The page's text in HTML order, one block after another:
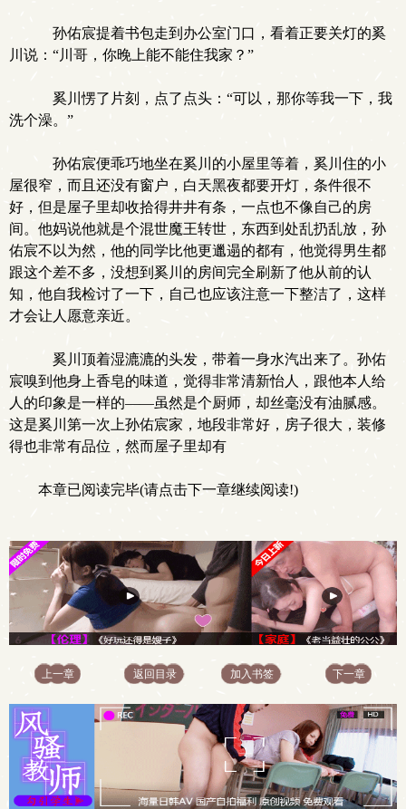
孙佑宸提着书包走到办公室门口，看着正要关灯的奚
川说：“川哥，你晚上能不能住我家？”
奚川愣了片刻，点了点头：“可以，那你等我一下，我
洗个澡。”
孙佑宸便乖巧地坐在奚川的小屋里等着，奚川住的小
屋很窄，而且还没有窗户，白天黑夜都要开灯，条件很不
好，但是屋子里却收拾得井井有条，一点也不像自己的房
间。他妈说他就是个混世魔王转世，东西到处乱扔乱放，孙
佑宸不以为然，他的同学比他更邋遢的都有，他觉得男生都
跟这个差不多，没想到奚川的房间完全刷新了他从前的认
知，他自我检讨了一下，自己也应该注意一下整洁了，这样
才会让人愿意亲近。
奚川顶着湿漉漉的头发，带着一身水汽出来了。孙佑
宸嗅到他身上香皂的味道，觉得非常清新怡人，跟他本人给
人的印象是一样的——虽然是个厨师，却丝毫没有油腻感。
这是奚川第一次上孙佑宸家，地段非常好，房子很大，装修
得也非常有品位，然而屋子里却有
本章已阅读完毕(请点击下一章继续阅读!)
上一章 返回目录 加入书签 下一章